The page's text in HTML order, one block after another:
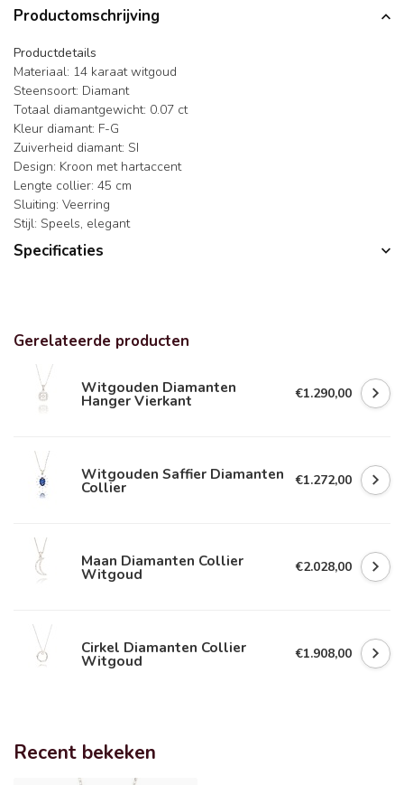
Productomschrijving
Productdetails
Materiaal: 14 karaat witgoud
Steensoort: Diamant
Totaal diamantgewicht: 0.07 ct
Kleur diamant: F-G
Zuiverheid diamant: SI
Design: Kroon met hartaccent
Lengte collier: 45 cm
Sluiting: Veerring
Stijl: Speels, elegant
Specificaties
Gerelateerde producten
Witgouden Diamanten
Hanger Vierkant €1.290,00
Witgouden Saffier Diamanten
Collier €1.272,00
Maan Diamanten Collier
Witgoud €2.028,00
Cirkel Diamanten Collier
Witgoud €1.908,00
Recent bekeken